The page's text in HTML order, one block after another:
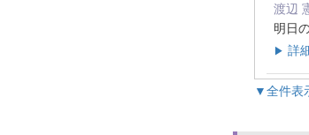
渡辺
明日
▶ 詳
▼全件表